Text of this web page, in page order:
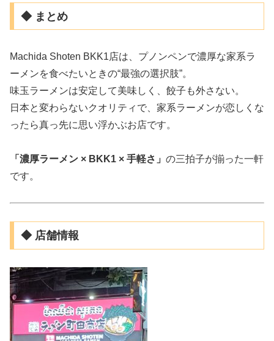
◆ まとめ
Machida Shoten BKK1店は、プノンペンで濃厚な家系ラ
ーメンを食べたいときの“最強の選択肢”。
味玉ラーメンは安定して美味しく、餃子も外さない。
日本と変わらないクオリティで、家系ラーメンが恋しくな
ったら真っ先に思い浮かぶお店です。
「濃厚ラーメン × BKK1 × 手軽さ」 の三拍子が揃った一軒
です。
◆ 店舗情報